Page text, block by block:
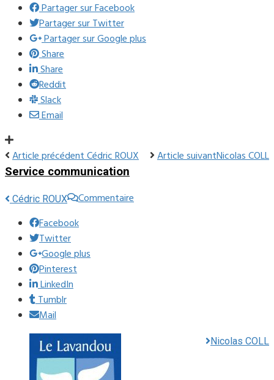
Partager sur Facebook
Partager sur Twitter
Partager sur Google plus
Share
Share
Reddit
Slack
Email
Article précédentCédric ROUX Article suivantNicolas COLL
Service communication
Cédric ROUX
Commentaire
Facebook
Twitter
Google plus
Pinterest
LinkedIn
Tumblr
Mail
Nicolas COLL